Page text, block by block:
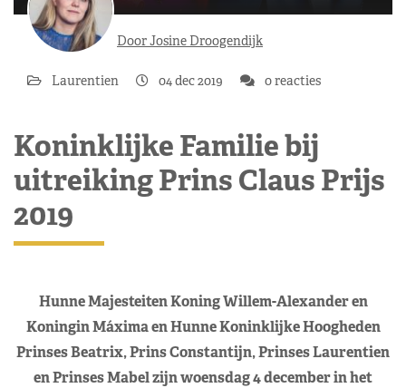
Door Josine Droogendijk
Laurentien 04 dec 2019 0 reacties
Koninklijke Familie bij
uitreiking Prins Claus Prijs
2019
Hunne Majesteiten Koning Willem-Alexander en
Koningin Máxima en Hunne Koninklijke Hoogheden
Prinses Beatrix, Prins Constantijn, Prinses Laurentien
en Prinses Mabel zijn woensdag 4 december in het